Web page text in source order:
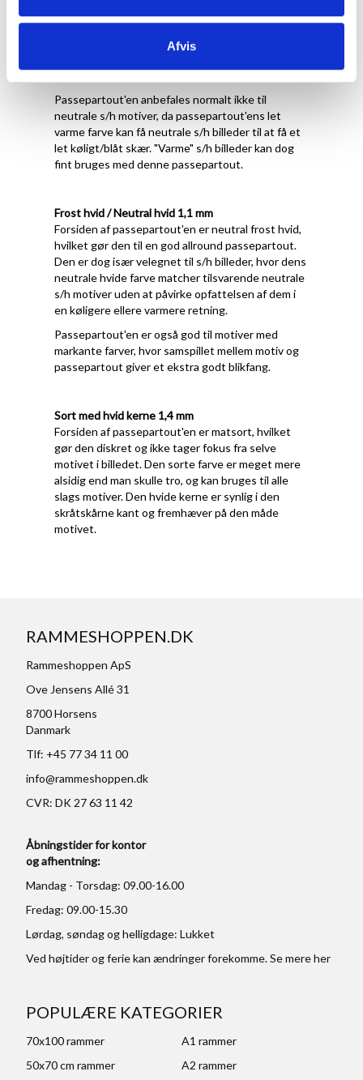
Afvis
porcelænshvid med struktur, hvilket gør den
velegnet til motiver, der har varme farver og/eller
hvid.
Passepartout'en anbefales normalt ikke til
neutrale s/h motiver, da passepartout'ens let
varme farve kan få neutrale s/h billeder til at få et
let køligt/blåt skær. "Varme" s/h billeder kan dog
fint bruges med denne passepartout.
Frost hvid / Neutral hvid 1,1 mm
Forsiden af passepartout'en er neutral frost hvid,
hvilket gør den til en god allround passepartout.
Den er dog især velegnet til s/h billeder, hvor dens
neutrale hvide farve matcher tilsvarende neutrale
s/h motiver uden at påvirke opfattelsen af dem i
en køligere ellere varmere retning.
Passepartout'en er også god til motiver med
markante farver, hvor samspillet mellem motiv og
passepartout giver et ekstra godt blikfang.
Sort med hvid kerne 1,4 mm
Forsiden af passepartout'en er matsort, hvilket
gør den diskret og ikke tager fokus fra selve
motivet i billedet. Den sorte farve er meget mere
alsidig end man skulle tro, og kan bruges til alle
slags motiver. Den hvide kerne er synlig i den
skråtskårne kant og fremhæver på den måde
motivet.
RAMMESHOPPEN.DK
Rammeshoppen ApS
Ove Jensens Allé 31
8700 Horsens
Danmark
Tlf: +45 77 34 11 00
info@rammeshoppen.dk
CVR: DK 27 63 11 42
Åbningstider for kontor
og afhentning:
Mandag - Torsdag: 09.00-16.00
Fredag: 09.00-15.30
Lørdag, søndag og helligdage: Lukket
Ved højtider og ferie kan ændringer forekomme. Se mereher
POPULÆRE KATEGORIER
70x100 rammer
A1 rammer
50x70 cm rammer
A2 rammer